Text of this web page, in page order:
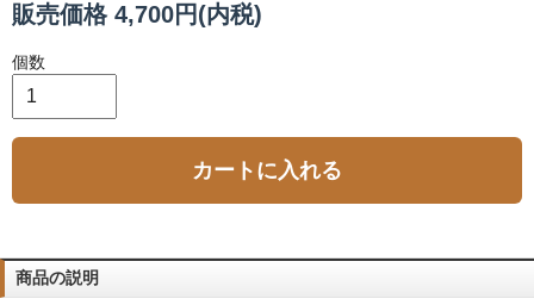
販売価格 4,700円(内税)
個数
カートに入れる
商品の説明